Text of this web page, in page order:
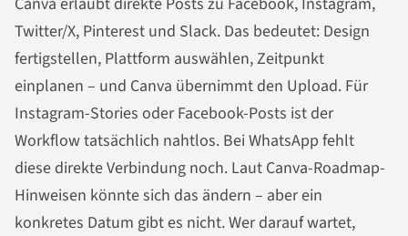
Twitter/X, Pinterest und Slack. Das bedeutet: Design
fertigstellen, Plattform auswählen, Zeitpunkt
einplanen – und Canva übernimmt den Upload. Für
Instagram-Stories oder Facebook-Posts ist der
Workflow tatsächlich nahtlos. Bei WhatsApp fehlt
diese direkte Verbindung noch. Laut Canva-Roadmap-
Hinweisen könnte sich das ändern – aber ein
konkretes Datum gibt es nicht. Wer darauf wartet,